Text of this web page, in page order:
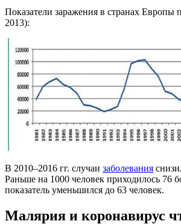
Показатели заражения в странах Европы
2013):
В 2010–2016 гг. случаи заболевания
Раньше на 1000 человек приходилось 76
показатель уменьшился до 63 человек.
Малярия и коронавирус